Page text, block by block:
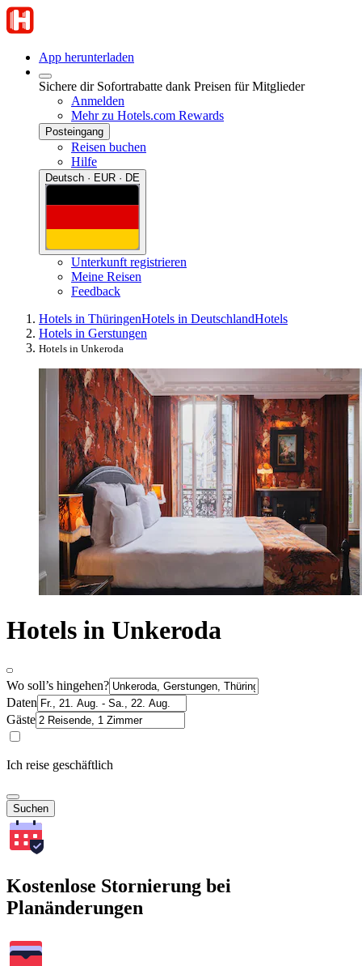
App herunterladen
Sichere dir Sofortrabatte dank Preisen für Mitglieder
Anmelden
Mehr zu Hotels.com Rewards
Posteingang
Reisen buchen
Hilfe
Deutsch · EUR · DE
Unterkunft registrieren
Meine Reisen
Feedback
Hotels in ThüringenHotels in DeutschlandHotels
Hotels in Gerstungen
Hotels in Unkeroda
Hotels in Unkeroda
Wo soll’s hingehen?
Daten
Gäste
Ich reise geschäftlich
Suchen
Kostenlose Stornierung bei
Planänderungen